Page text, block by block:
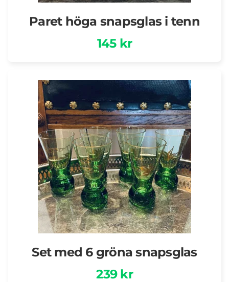
Paret höga snapsglas i tenn
145 kr
Set med 6 gröna snapsglas
239 kr